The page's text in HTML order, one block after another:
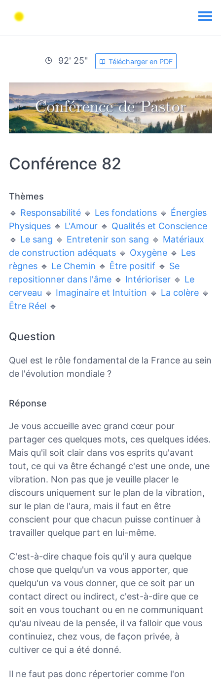
92' 25" Télécharger en PDF
Conférence 82
Thèmes
🔹 Responsabilité 🔹 Les fondations 🔹 Énergies
Physiques 🔹 L'Amour 🔹 Qualités et Conscience
🔹 Le sang 🔹 Entretenir son sang 🔹 Matériaux
de construction adéquats 🔹 Oxygène 🔹 Les
règnes 🔹 Le Chemin 🔹 Être positif 🔹 Se
repositionner dans l'âme 🔹 Intérioriser 🔹 Le
cerveau 🔹 Imaginaire et Intuition 🔹 La colère 🔹
Être Réel 🔹
Question
Quel est le rôle fondamental de la France au sein
de l'évolution mondiale ?
Réponse
Je vous accueille avec grand cœur pour
partager ces quelques mots, ces quelques idées.
Mais qu'il soit clair dans vos esprits qu'avant
tout, ce qui va être échangé c'est une onde, une
vibration. Non pas que je veuille placer le
discours uniquement sur le plan de la vibration,
sur le plan de l'aura, mais il faut en être
conscient pour que chacun puisse continuer à
travailler quelque part en lui-même.
C'est-à-dire chaque fois qu'il y aura quelque
chose que quelqu'un va vous apporter, que
quelqu'un va vous donner, que ce soit par un
contact direct ou indirect, c'est-à-dire que ce
soit en vous touchant ou en ne communiquant
qu'au niveau de la pensée, il va falloir que vous
continuiez, chez vous, de façon privée, à
cultiver ce qui a été donné.
Il ne faut pas donc répertorier comme l'on